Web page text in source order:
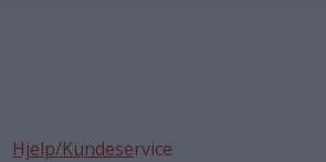
Hjelp/Kundeservice